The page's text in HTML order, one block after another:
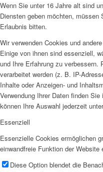
Wenn Sie unter 16 Jahre alt sind
Diensten geben möchten, müssen
Erlaubnis bitten.
Wir verwenden Cookies und
Einige von ihnen sind essenziell,
und Ihre Erfahrung zu verbessern.
verarbeitet werden (z. B. IP-
Inhalte oder Anzeigen- und
Verwendung Ihrer Daten finden
können Ihre Auswahl jederzeit
Essenziell
Essenzielle Cookies ermöglichen
einwandfreie Funktion der Website
Diese Option blendet die